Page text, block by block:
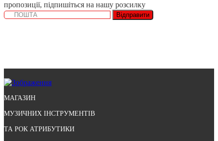
пропозиції, підпишіться на нашу розсилку
Відправити
МАГАЗИН
МУЗИЧНИХ ІНСТРУМЕНТІВ
ТА РОК АТРИБУТИКИ